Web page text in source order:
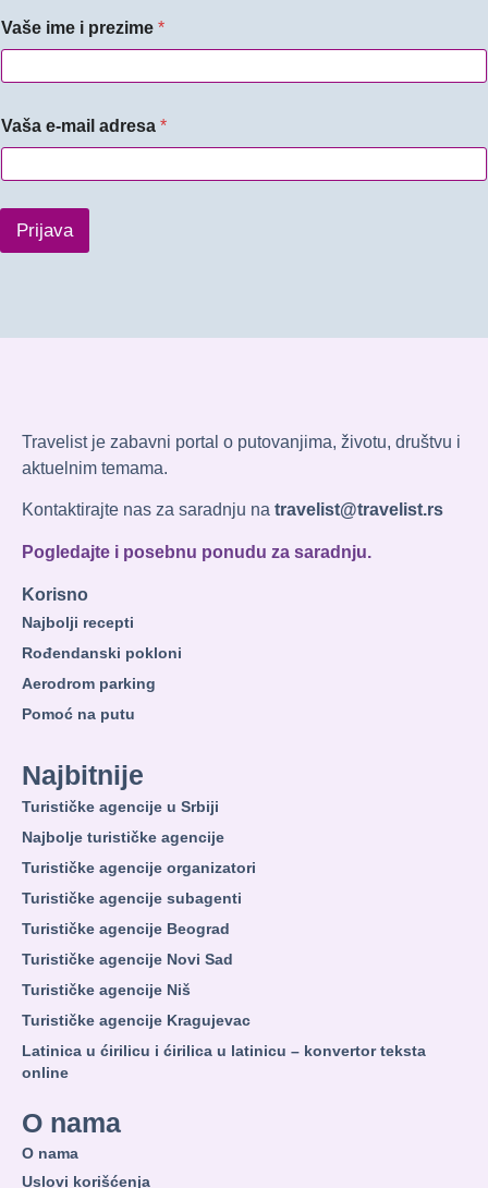
Vaše ime i prezime *
Vaša e-mail adresa *
Prijava
Travelist je zabavni portal o putovanjima, životu, društvu i
aktuelnim temama.
Kontaktirajte nas za saradnju na travelist@travelist.rs
Pogledajte i posebnu ponudu za saradnju.
Korisno
Najbolji recepti
Rođendanski pokloni
Aerodrom parking
Pomoć na putu
Najbitnije
Turističke agencije u Srbiji
Najbolje turističke agencije
Turističke agencije organizatori
Turističke agencije subagenti
Turističke agencije Beograd
Turističke agencije Novi Sad
Turističke agencije Niš
Turističke agencije Kragujevac
Latinica u ćirilicu i ćirilica u latinicu – konvertor teksta
online
O nama
O nama
Uslovi korišćenja